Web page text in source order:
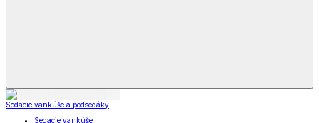
Sedacie vankúše a podsedáky
Sedacie vankúše